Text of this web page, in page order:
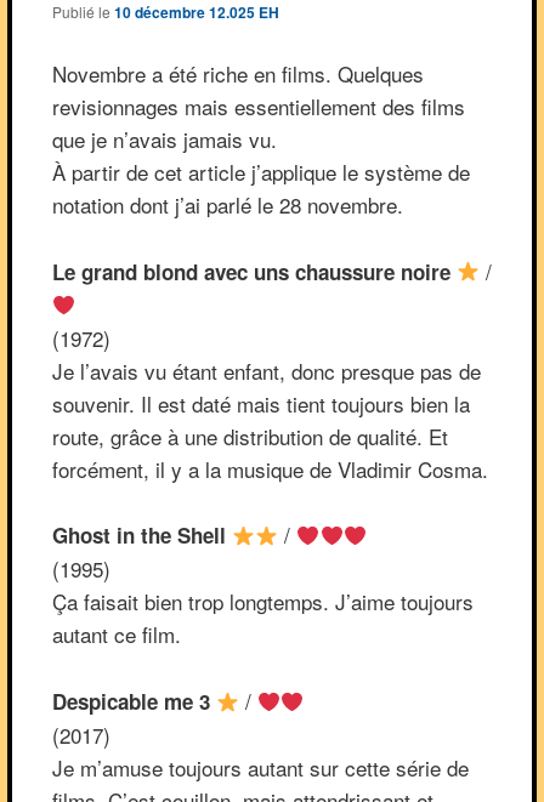
Publié le 10 décembre 12.025 EH
Novembre a été riche en films. Quelques
revisionnages mais essentiellement des films
que je n’avais jamais vu.
À partir de cet article j’applique le système de
notation dont j’ai parlé le 28 novembre.
Le grand blond avec uns chaussure noire /
(1972)
Je l’avais vu étant enfant, donc presque pas de
souvenir. Il est daté mais tient toujours bien la
route, grâce à une distribution de qualité. Et
forcément, il y a la musique de Vladimir Cosma.
Ghost in the Shell
/
(1995)
Ça faisait bien trop longtemps. J’aime toujours
autant ce film.
Despicable me 3
/
(2017)
Je m’amuse toujours autant sur cette série de